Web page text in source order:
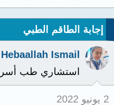
إجابة الطاقم الطبي
Ismail
استشاري طب
2 يونيو 2022